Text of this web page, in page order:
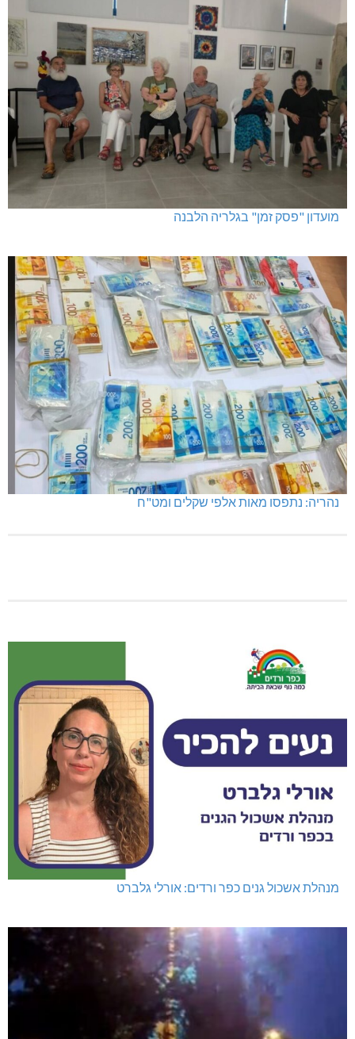
מועדון "פסק זמן" בגלריה הלבנה
נהריה: נתפסו מאות אלפי שקלים ומט"ח
מנהלת אשכול גנים כפר ורדים: אורלי גלברט